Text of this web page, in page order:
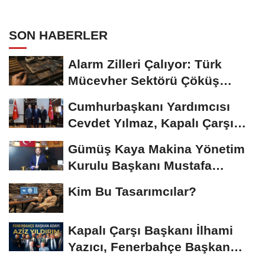
SON HABERLER
Alarm Zilleri Çalıyor: Türk
Mücevher Sektörü Çöküş
Cumhurbaşkanı Yardımcısı
Cevdet Yılmaz, Kapalı Çarşı
Gümüş Kaya Makina Yönetim
Kurulu Başkanı Mustafa
Kim Bu Tasarımcılar?
Kapalı Çarşı Başkanı İlhami
Yazıcı, Fenerbahçe Başkan